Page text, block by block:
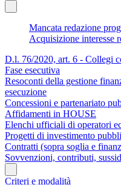
Mancata redazione
Acquisizione interesse
D.l. 76/2020, art. 6 - Collegi
Fase esecutiva
Resoconti della gestione
esecuzione
Concessioni e partenariato
Affidamenti in HOUSE
Elenchi ufficiali di operatori
Progetti di investimento
Contratti (sopra soglia e
Sovvenzioni, contributi,
Criteri e modalità